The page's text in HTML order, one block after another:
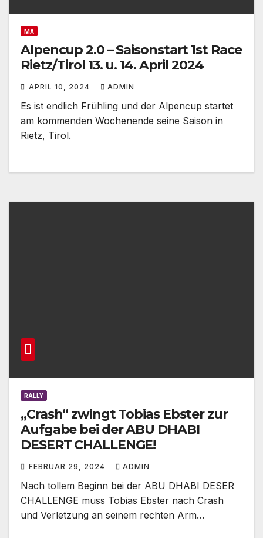
MX
Alpencup 2.0 – Saisonstart 1st Race
Rietz/Tirol 13. u. 14. April 2024
APRIL 10, 2024 ADMIN
Es ist endlich Frühling und der Alpencup startet
am kommenden Wochenende seine Saison in
Rietz, Tirol.
RALLY
„Crash“ zwingt Tobias Ebster zur
Aufgabe bei der ABU DHABI
DESERT CHALLENGE!
FEBRUAR 29, 2024 ADMIN
Nach tollem Beginn bei der ABU DHABI DESER
CHALLENGE muss Tobias Ebster nach Crash
und Verletzung an seinem rechten Arm…